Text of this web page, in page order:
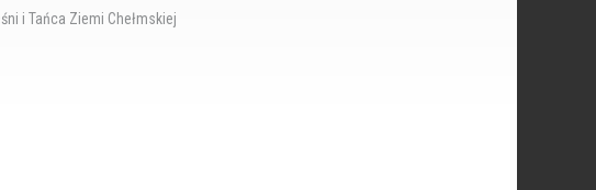
i Tańca Ziemi Chełmskiej